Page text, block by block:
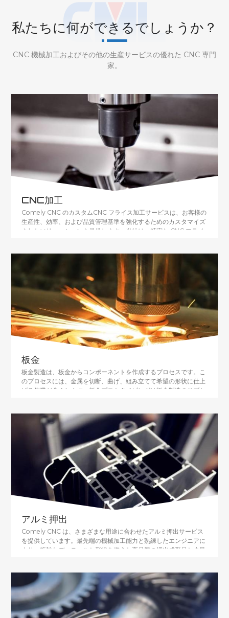
私たちに何ができるでしょうか？
CNC 機械加工およびその他の生産サービスの優れた CNC 専門
家。
CNC加工
Comely CNC のカスタムCNC フライス加工サービスは、お客様の
生産性、効率、および品質管理基準を強化するためのカスタマイズ
されたソリューションを提供します。当社は、精密な CNC フライ
するための正確な部品の作成を必要とするお客様の特定のニーズに
応えます。高品質のフライス加工サービスを提供するために、さま
ざまな機械、コンピューター設計オプション、および材料を利用し
ています。すべての要素を独自の方法で組み合わせることにより、
反復可能な品質管理されたプロセスで、お客様の要件を満たす正確
な部品をお届けします。
板金
板金製造は、板金からコンポーネントを作成するプロセスです。こ
のプロセスには、金属を切断、曲げ、組み立てて希望の形状に仕上
げる作業が含まれます。板金プロトタイピングは板金製造のサブセ
アルミ押出
Comely CNC は、さまざまな用途に合わせたアルミ押出サービス
を提供しています。最先端の機械加工能力と熟練したエンジニアに
より、複雑なディテールと形状を備えた高品質の押出成形品と少量
レクトロニクス、建設、航空宇宙などの業界でのラピッド プロトタ
イピングや大量生産に最適です。また、ビーズブラスト、塗装、陽
極酸化、メッキなどの仕上げオプションも提供しています。